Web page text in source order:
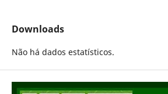
Downloads
Não há dados estatísticos.